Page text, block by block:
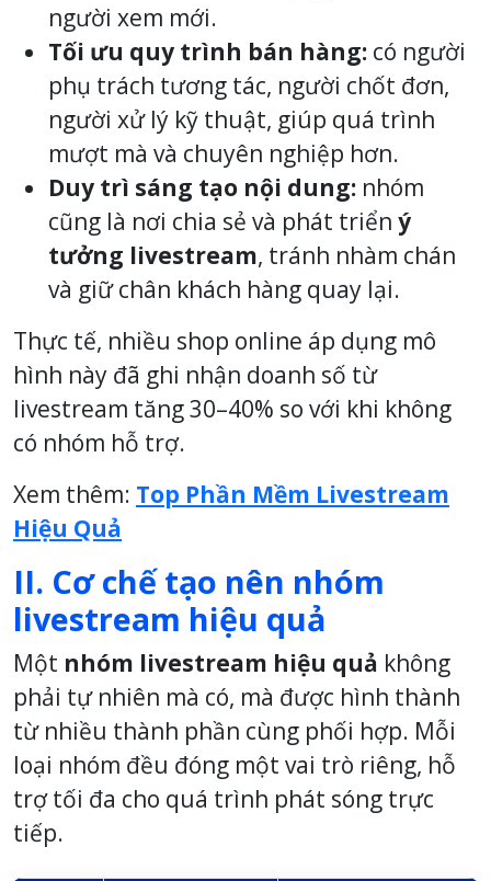
người xem mới.
Tối ưu quy trình bán hàng: có người
phụ trách tương tác, người chốt đơn,
người xử lý kỹ thuật, giúp quá trình
mượt mà và chuyên nghiệp hơn.
Duy trì sáng tạo nội dung: nhóm
cũng là nơi chia sẻ và phát triển ý
tưởng livestream, tránh nhàm chán
và giữ chân khách hàng quay lại.
Thực tế, nhiều shop online áp dụng mô
hình này đã ghi nhận doanh số từ
livestream tăng 30–40% so với khi không
có nhóm hỗ trợ.
Xem thêm: Top Phần Mềm Livestream
Hiệu Quả
II. Cơ chế tạo nên nhóm
livestream hiệu quả
Một nhóm livestream hiệu quả không
phải tự nhiên mà có, mà được hình thành
từ nhiều thành phần cùng phối hợp. Mỗi
loại nhóm đều đóng một vai trò riêng, hỗ
trợ tối đa cho quá trình phát sóng trực
tiếp.